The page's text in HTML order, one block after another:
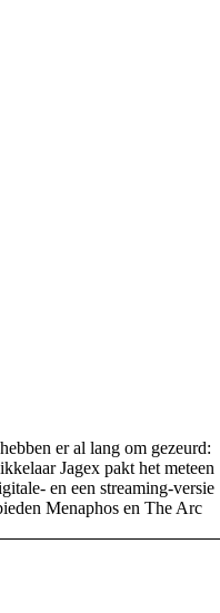
hebben er al lang om gezeurd:
Jagex pakt het meteen
en een streaming-versie
Menaphos en The Arc